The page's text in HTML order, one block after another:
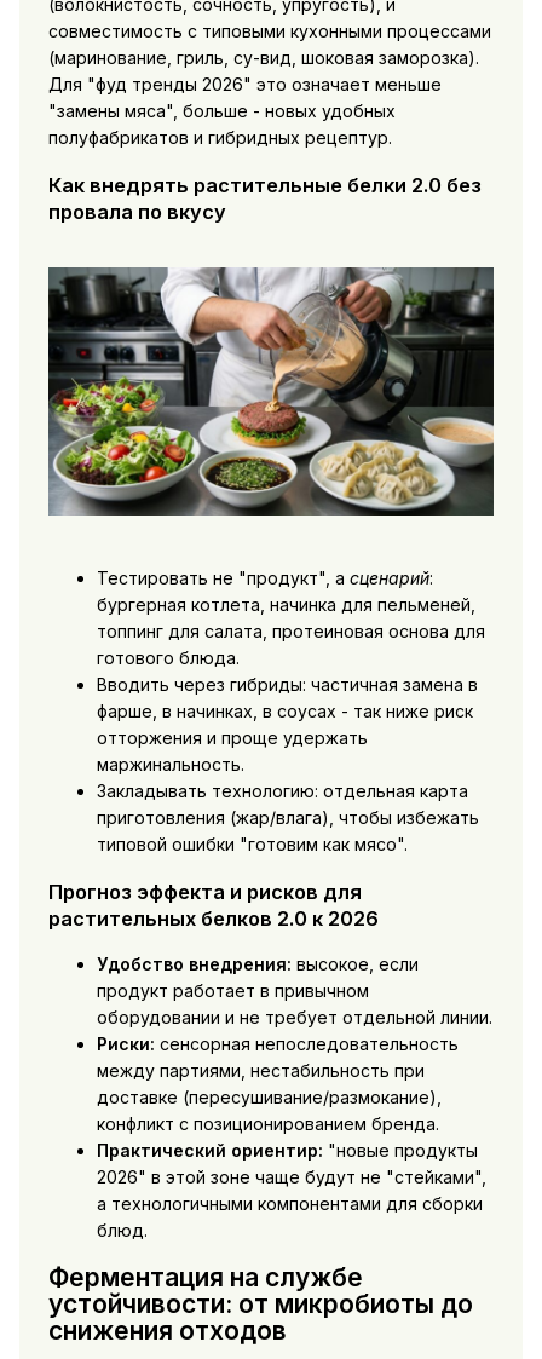
(волокнистость, сочность, упругость), и
совместимость с типовыми кухонными процессами
(маринование, гриль, су-вид, шоковая заморозка).
Для "фуд тренды 2026" это означает меньше
"замены мяса", больше - новых удобных
полуфабрикатов и гибридных рецептур.
Как внедрять растительные белки 2.0 без
провала по вкусу
Тестировать не "продукт", а сценарий:
бургерная котлета, начинка для пельменей,
топпинг для салата, протеиновая основа для
готового блюда.
Вводить через гибриды: частичная замена в
фарше, в начинках, в соусах - так ниже риск
отторжения и проще удержать
маржинальность.
Закладывать технологию: отдельная карта
приготовления (жар/влага), чтобы избежать
типовой ошибки "готовим как мясо".
Прогноз эффекта и рисков для
растительных белков 2.0 к 2026
Удобство внедрения: высокое, если
продукт работает в привычном
оборудовании и не требует отдельной линии.
Риски: сенсорная непоследовательность
между партиями, нестабильность при
доставке (пересушивание/размокание),
конфликт с позиционированием бренда.
Практический ориентир: "новые продукты
2026" в этой зоне чаще будут не "стейками",
а технологичными компонентами для сборки
блюд.
Ферментация на службе
устойчивости: от микробиоты до
снижения отходов